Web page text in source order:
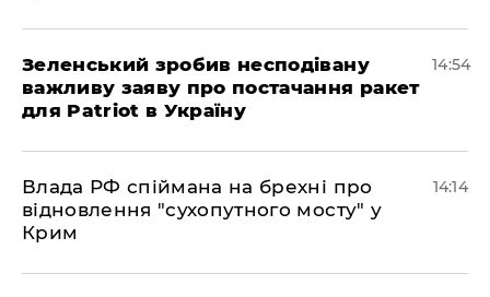
Зеленський зробив несподівану
важливу заяву про постачання ракет
для Patriot в Україну
14:54
Влада РФ спіймана на брехні про
відновлення "сухопутного мосту" у
Крим
14:14